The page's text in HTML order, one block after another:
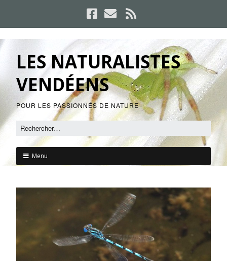
LES NATURALISTES
VENDÉENS
POUR LES PASSIONNÉS DE NATURE
Menu